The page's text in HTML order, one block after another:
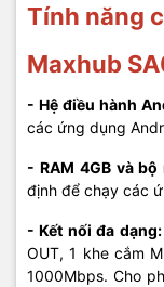
Tính năng
Maxhub
- Hệ điều hành
các ứng dụng
- RAM 4GB và
định để chạy các
- Kết nối đa dạng:
OUT, 1 khe cắm
1000Mbps. Cho